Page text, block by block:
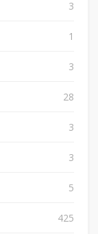
3
1
3
28
3
3
5
425